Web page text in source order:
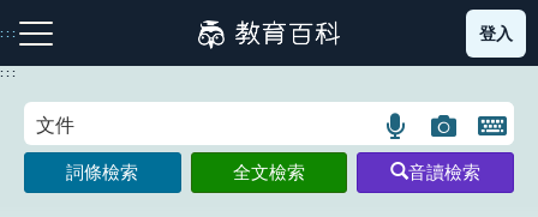
到
主
:::
注音索引圖示 筆畫索引圖示 部首索引表圖示
登入
:::
語
言
搜
圖
片
搜
開
鍵
詞條檢索 全文檢索 音讀檢索